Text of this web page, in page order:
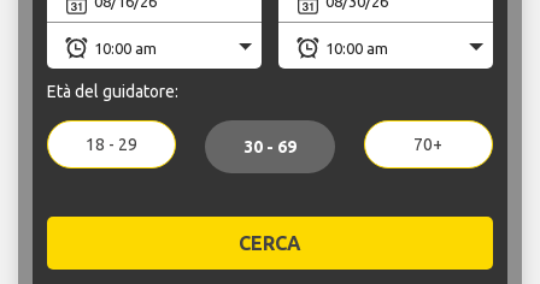
Età del guidatore:
18 - 29 30 - 69 70+
CERCA